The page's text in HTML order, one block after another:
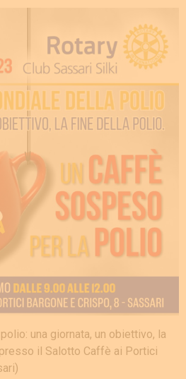
una giornata, un obiettivo, la
il Salotto Caffè ai Portici